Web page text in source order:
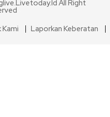
All Right
Laporkan Keberatan